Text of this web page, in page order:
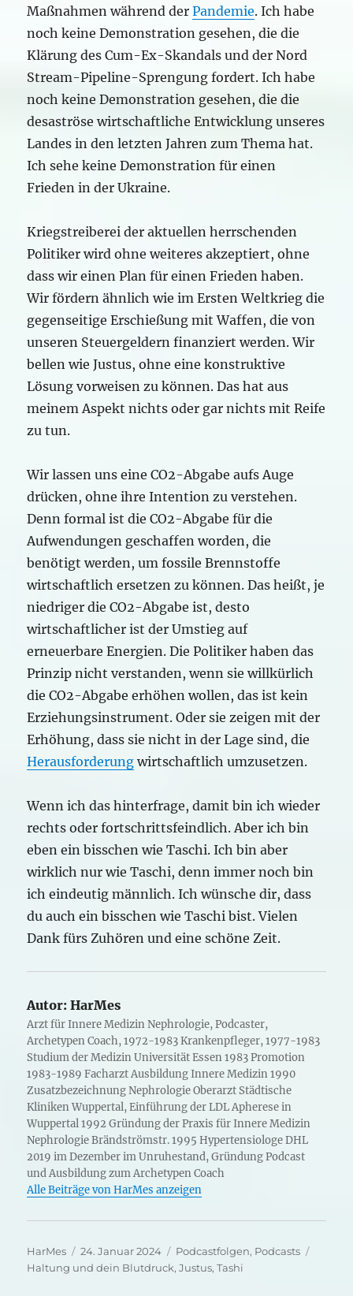
Maßnahmen während derPandemie. Ich habe
noch keine Demonstration gesehen, die die
Klärung des Cum-Ex-Skandals und der Nord
Stream-Pipeline-Sprengung fordert. Ich habe
noch keine Demonstration gesehen, die die
desaströse wirtschaftliche Entwicklung unseres
Landes in den letzten Jahren zum Thema hat.
Ich sehe keine Demonstration für einen
Frieden in der Ukraine.
Kriegstreiberei der aktuellen herrschenden
Politiker wird ohne weiteres akzeptiert, ohne
dass wir einen Plan für einen Frieden haben.
Wir fördern ähnlich wie im Ersten Weltkrieg die
gegenseitige Erschießung mit Waffen, die von
unseren Steuergeldern finanziert werden. Wir
bellen wie Justus, ohne eine konstruktive
Lösung vorweisen zu können. Das hat aus
meinem Aspekt nichts oder gar nichts mit Reife
zu tun.
Wir lassen uns eine CO2-Abgabe aufs Auge
drücken, ohne ihre Intention zu verstehen.
Denn formal ist die CO2-Abgabe für die
Aufwendungen geschaffen worden, die
benötigt werden, um fossile Brennstoffe
wirtschaftlich ersetzen zu können. Das heißt, je
niedriger die CO2-Abgabe ist, desto
wirtschaftlicher ist der Umstieg auf
erneuerbare Energien. Die Politiker haben das
Prinzip nicht verstanden, wenn sie willkürlich
die CO2-Abgabe erhöhen wollen, das ist kein
Erziehungsinstrument. Oder sie zeigen mit der
Erhöhung, dass sie nicht in der Lage sind, die
Herausforderung wirtschaftlich umzusetzen.
Wenn ich das hinterfrage, damit bin ich wieder
rechts oder fortschrittsfeindlich. Aber ich bin
eben ein bisschen wie Taschi. Ich bin aber
wirklich nur wie Taschi, denn immer noch bin
ich eindeutig männlich. Ich wünsche dir, dass
du auch ein bisschen wie Taschi bist. Vielen
Dank fürs Zuhören und eine schöne Zeit.
Autor: HarMes
Arzt für Innere Medizin Nephrologie, Podcaster,
Archetypen Coach, 1972-1983 Krankenpfleger, 1977-1983
Studium der Medizin Universität Essen 1983 Promotion
1983-1989 Facharzt Ausbildung Innere Medizin 1990
Zusatzbezeichnung Nephrologie Oberarzt Städtische
Kliniken Wuppertal, Einführung der LDL Apherese in
Wuppertal 1992 Gründung der Praxis für Innere Medizin
Nephrologie Brändströmstr. 1995 Hypertensiologe DHL
2019 im Dezember im Unruhestand, Gründung Podcast
und Ausbildung zum Archetypen Coach
Alle Beiträge von HarMes anzeigen
Autor
HarMes
Veröffentlicht
am
24. Januar 2024 Kategorien
Podcastfolgen, Podcasts
Haltung und dein Blutdruck,Justus,Tashi